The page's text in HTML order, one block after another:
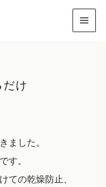
け
ました。
す。
ての乾燥防止、